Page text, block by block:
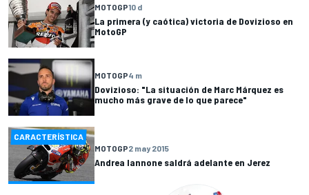
MOTOGP10 d
La primera (y caótica) victoria de Dovizioso en
MotoGP
MOTOGP4 m
Dovizioso: "La situación de Marc Márquez es
mucho más grave de lo que parece"
CARACTERÍSTICA
MOTOGP2 may 2015
Andrea Iannone saldrá adelante en Jerez